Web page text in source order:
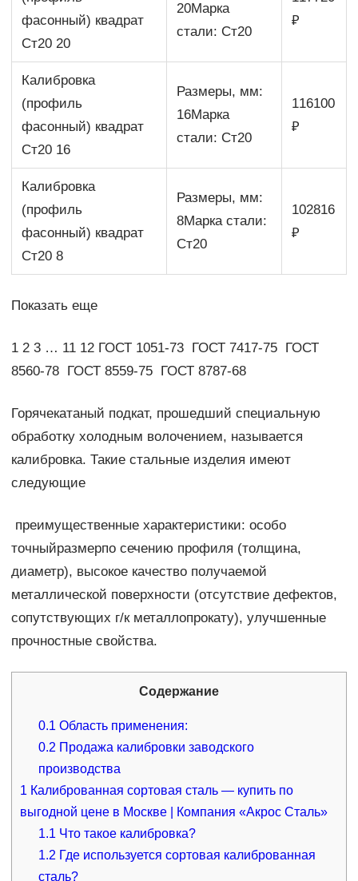
фасонный) квадрат
Ст20 20
20Марка
стали: Ст20
₽
Калибровка
(профиль
фасонный) квадрат
Ст20 16
Размеры, мм:
16Марка
стали: Ст20
116100
₽
Калибровка
(профиль
фасонный) квадрат
Ст20 8
Размеры, мм:
8Марка стали:
Ст20
102816
₽
Показать еще
1 2 3 … 11 12 ГОСТ 1051-73 ГОСТ 7417-75 ГОСТ
8560-78 ГОСТ 8559-75 ГОСТ 8787-68
Горячекатаный подкат, прошедший специальную
обработку холодным волочением, называется
калибровка. Такие стальные изделия имеют
следующие
преимущественные характеристики: особо
точныйразмерпо сечению профиля (толщина,
диаметр), высокое качество получаемой
металлической поверхности (отсутствие дефектов,
сопутствующих г/к металлопрокату), улучшенные
прочностные свойства.
Содержание
0.1 Область применения:
0.2 Продажа калибровки заводского
производства
1 Калиброванная сортовая сталь — купить по
выгодной цене в Москве | Компания «Акрос Сталь»
1.1 Что такое калибровка?
1.2 Где используется сортовая калиброванная
сталь?